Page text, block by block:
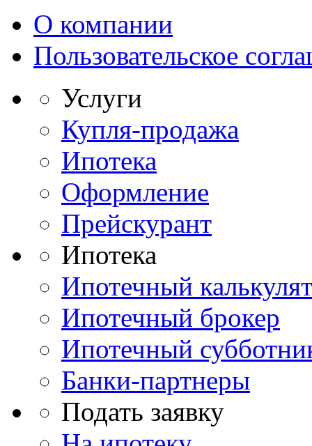
О компании
Пользовательское
Услуги
Купля-продажа
Ипотека
Оформление
Прейскурант
Ипотека
Ипотечный
Ипотечный брокер
Ипотечный
Банки-партнеры
Подать заявку